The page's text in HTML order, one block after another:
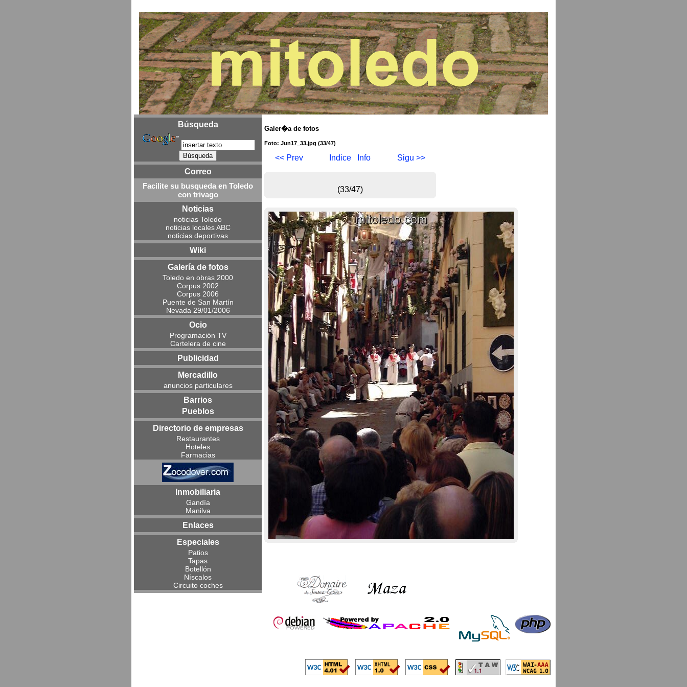
Búsqueda
Correo
Facilite su busqueda en Toledo
con trivago
Noticias
noticias Toledo
noticias locales ABC
noticias deportivas
Wiki
Galería de fotos
Toledo en obras 2000
Corpus 2002
Corpus 2006
Puente de San Martín
Nevada 29/01/2006
Ocio
Programación TV
Cartelera de cine
Publicidad
Mercadillo
anuncios particulares
Barrios
Pueblos
Directorio de empresas
Restaurantes
Hoteles
Farmacias
Inmobiliaria
Gandía
Manilva
Enlaces
Especiales
Patios
Tapas
Botellón
Níscalos
Circuito coches
Galer�a de fotos
Foto: Jun17_33.jpg (33/47)
<< Prev Indice Info Sigu >>
(33/47)